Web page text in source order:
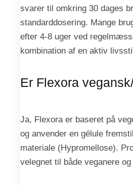
svarer til omkring 30 dages
standarddosering. Mange
efter 4-8 uger ved
kombination af en aktiv
Er Flexora
Ja, Flexora er baseret på
og anvender en gélule
materiale (Hypromellose).
velegnet til både veganere